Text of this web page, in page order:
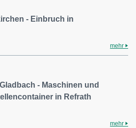
- Einbruch in
mehr
- Maschinen und
in Refrath
mehr